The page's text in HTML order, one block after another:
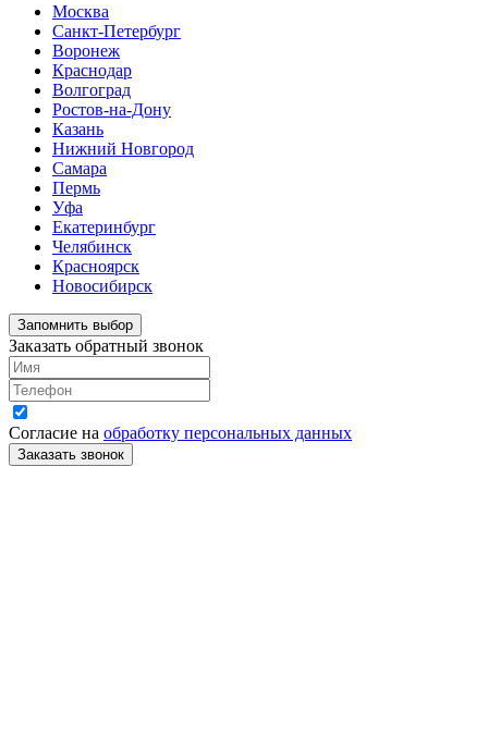
Москва
Санкт-Петербург
Воронеж
Краснодар
Волгоград
Ростов-на-Дону
Казань
Нижний Новгород
Самара
Пермь
Уфа
Екатеринбург
Челябинск
Красноярск
Новосибирск
Запомнить выбор
Заказать обратный звонок
Согласие на обработку персональных данных